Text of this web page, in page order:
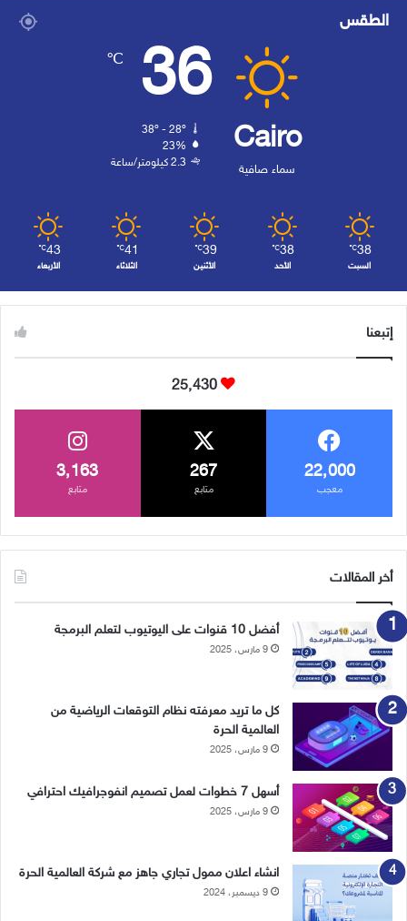
الطقس
Cairo
سماء صافية
36
℃
38º - 28º
23%
2.3 كيلومتر/ساعة
38
℃
السبت
38
℃
الأحد
39
℃
الأثنين
41
℃
الثلاثاء
43
℃
الأربعاء
إتبعنا
25٬430
22٬000
معجب
267
متابع
3٬163
متابع
أخر المقالات
أفضل 10 قنوات على اليوتيوب لتعلم البرمجة
9 مارس، 2025
كل ما تريد معرفته نظام التوقعات الرياضية من
العالمية الحرة
9 مارس، 2025
أسهل 7 خطوات لعمل تصميم انفوجرافيك احترافي
9 مارس، 2025
انشاء اعلان ممول تجاري جاهز مع شركة العالمية الحرة
9 ديسمبر، 2024